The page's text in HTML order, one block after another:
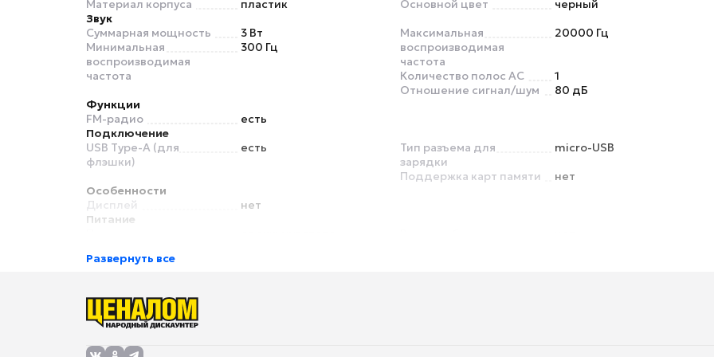
Материал корпуса
пластик
Основной цвет
черный
Звук
Суммарная мощность
3 Вт
Минимальная
воспроизводимая
частота
300 Гц
Максимальная
воспроизводимая
частота
20000 Гц
Количество полос AC
1
Отношение сигнал/шум
80 дБ
Функции
FM-радио
есть
Подключение
USB Type-A (для
флэшки)
есть
Тип разъема для
зарядки
micro-USB
Поддержка карт памяти
нет
Особенности
Дисплей
нет
Питание
Развернуть все